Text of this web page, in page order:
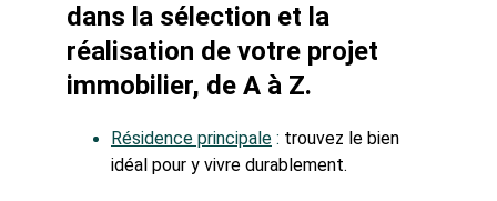
dans la sélection et la
réalisation de votre projet
immobilier, de A à Z.
Résidence principale : trouvez le bien
idéal pour y vivre durablement.